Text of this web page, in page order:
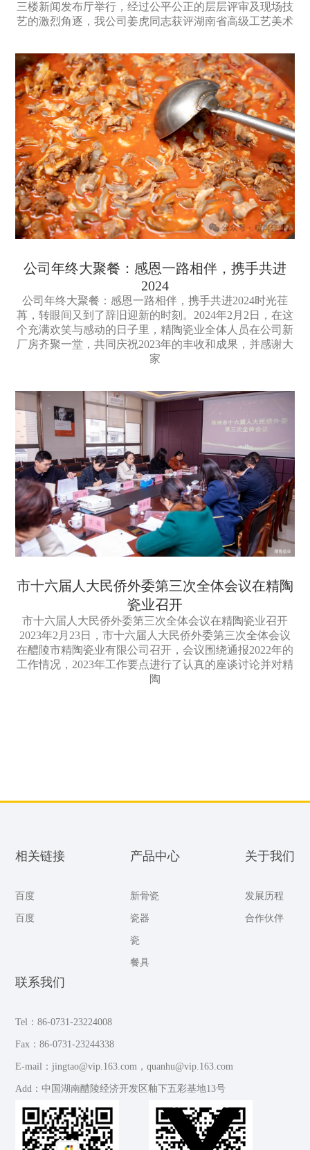
三楼新闻发布厅举行，经过公平公正的层层评审及现场技
艺的激烈角逐，我公司姜虎同志获评湖南省高级工艺美术
公司年终大聚餐：感恩一路相伴，携手共进
2024
公司年终大聚餐：感恩一路相伴，携手共进2024时光荏
苒，转眼间又到了辞旧迎新的时刻。2024年2月2日，在这
个充满欢笑与感动的日子里，精陶瓷业全体人员在公司新
厂房齐聚一堂，共同庆祝2023年的丰收和成果，并感谢大
家
市十六届人大民侨外委第三次全体会议在精陶
瓷业召开
市十六届人大民侨外委第三次全体会议在精陶瓷业召开
2023年2月23日，市十六届人大民侨外委第三次全体会议
在醴陵市精陶瓷业有限公司召开，会议围绕通报2022年的
工作情况，2023年工作要点进行了认真的座谈讨论并对精
陶
相关链接
百度
百度
产品中心
新骨瓷
瓷器
瓷
餐具
关于我们
发展历程
合作伙伴
联系我们
Tel：86-0731-23224008
Fax：86-0731-23244338
E-mail：jingtao@vip.163.com，quanhu@vip.163.com
Add：中国湖南醴陵经济开发区釉下五彩基地13号